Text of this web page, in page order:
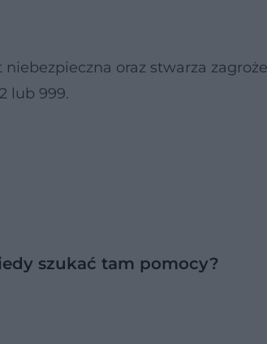
oraz stwarza
lub 999.
szukać tam pomocy?